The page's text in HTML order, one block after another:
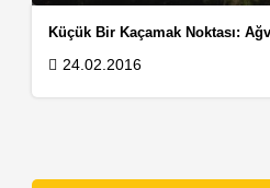
Küçük Bir Kaçamak Noktası:
24.02.2016